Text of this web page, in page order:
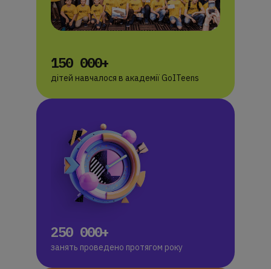
150 000+
дітей навчалося в академії GoITeens
250 000+
занять проведено протягом року